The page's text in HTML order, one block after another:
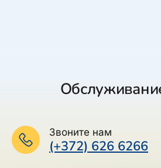
Звоните нам
(+372) 626 6266